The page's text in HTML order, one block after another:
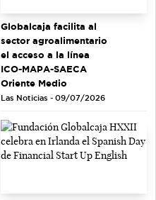
Globalcaja facilita al
sector agroalimentario
el acceso a la línea
ICO-MAPA-SAECA
Oriente Medio
Las Noticias - 09/07/2026